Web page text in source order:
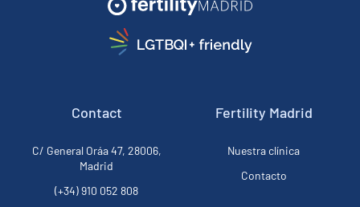
Contact
C/ General Oráa 47, 28006,
Madrid
(+34) 910 052 808
Fertility Madrid
Nuestra clínica
Contacto